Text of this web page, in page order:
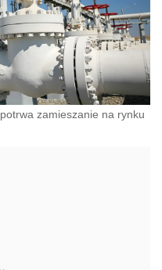
zamieszanie na rynku